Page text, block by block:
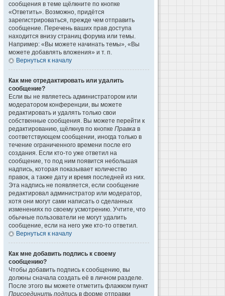
сообщения в теме щёлкните по кнопке
«Ответить». Возможно, придётся
зарегистрироваться, прежде чем отправить
сообщение. Перечень ваших прав доступа
находится внизу страниц форума или темы.
Например: «Вы можете начинать темы», «Вы
можете добавлять вложения» и т. п.
Вернуться к началу
Как мне отредактировать или удалить
сообщение?
Если вы не являетесь администратором или
модератором конференции, вы можете
редактировать и удалять только свои
собственные сообщения. Вы можете перейти к
редактированию, щёлкнув по кнопке Правка в
соответствующем сообщении, иногда только в
течение ограниченного времени после его
создания. Если кто-то уже ответил на
сообщение, то под ним появится небольшая
надпись, которая показывает количество
правок, а также дату и время последней из них.
Эта надпись не появляется, если сообщение
редактировал администратор или модератор,
хотя они могут сами написать о сделанных
изменениях по своему усмотрению. Учтите, что
обычные пользователи не могут удалить
сообщение, если на него уже кто-то ответил.
Вернуться к началу
Как мне добавить подпись к своему
сообщению?
Чтобы добавить подпись к сообщению, вы
должны сначала создать её в личном разделе.
После этого вы можете отметить флажком пункт
Присоединить подпись в форме отправки